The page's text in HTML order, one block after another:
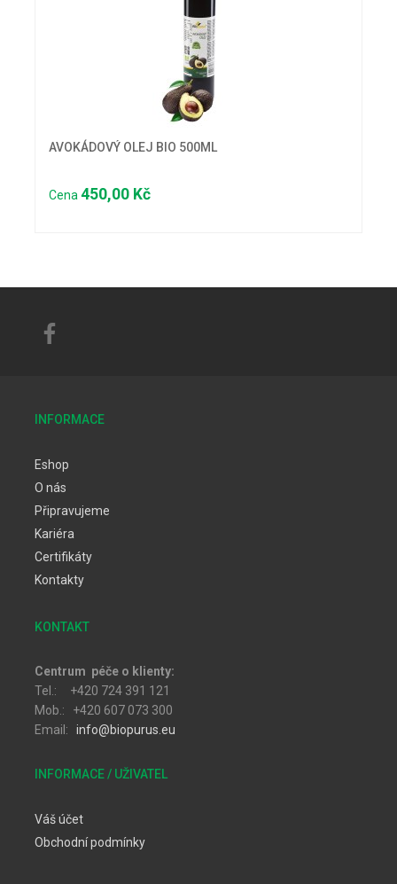
AVOKÁDOVÝ OLEJ BIO 500ML
Cena 450,00 Kč
INFORMACE
Eshop
O nás
Připravujeme
Kariéra
Certifikáty
Kontakty
KONTAKT
Centrum péče o klienty:
Tel.: +420 724 391 121
Mob.: +420 607 073 300
Email: info@biopurus.eu
INFORMACE / UŽIVATEL
Váš účet
Obchodní podmínky